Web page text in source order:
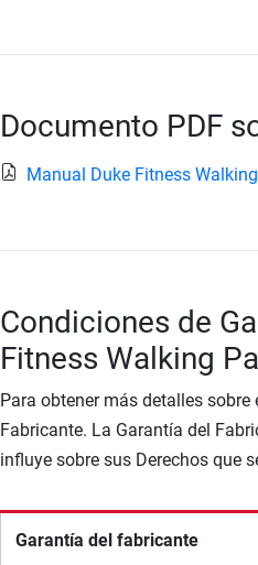
Documento PDF
Manual Duke Fitness
Condiciones de
Fitness Walking
Para obtener más detalles
Fabricante. La Garantía del
influye sobre sus Derechos que
Garantía del fabricante